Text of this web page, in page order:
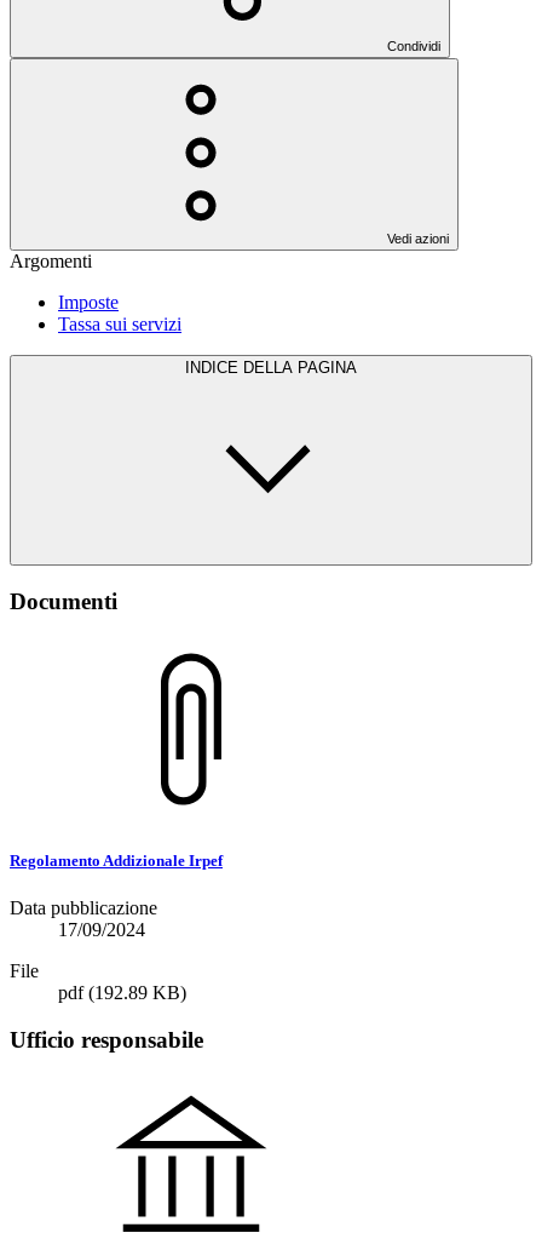
Condividi
Vedi azioni
Argomenti
Imposte
Tassa sui servizi
INDICE DELLA PAGINA
Documenti
Regolamento Addizionale Irpef
Data pubblicazione
17/09/2024
File
pdf(192.89 KB)
Ufficio responsabile